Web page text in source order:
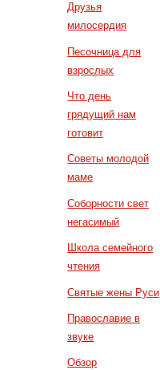
Друзья
милосердия
Песочница для
взрослых
Что день
грядущий нам
готовит
Советы молодой
маме
Соборности свет
негасимый
Школа семейного
чтения
Святые жены Руси
Православие в
звуке
Обзор